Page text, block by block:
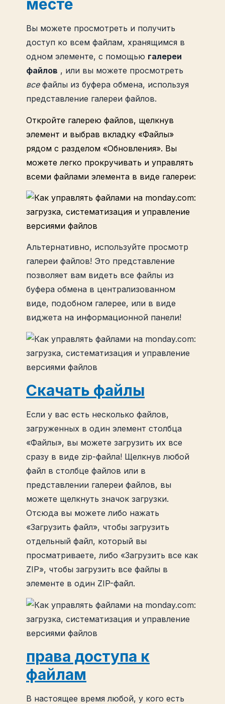
месте
Вы можете просмотреть и получить
доступ ко всем файлам, хранящимся в
одном элементе, с помощью галереи
файлов , или вы можете просмотреть
всефайлы из буфера обмена, используя
представление галереи файлов.
Откройте галерею файлов, щелкнув
элемент и выбрав вкладку «Файлы»
рядом с разделом «Обновления». Вы
можете легко прокручивать и управлять
всеми файлами элемента в виде галереи:
Альтернативно, используйте просмотр
галереи файлов! Это представление
позволяет вам видеть все файлы из
буфера обмена в централизованном
виде, подобном галерее, или в виде
виджета на информационной панели!
Скачать файлы
Если у вас есть несколько файлов,
загруженных в один элемент столбца
«Файлы», вы можете загрузить их все
сразу в виде zip-файла! Щелкнув любой
файл в столбце файлов или в
представлении галереи файлов, вы
можете щелкнуть значок загрузки.
Отсюда вы можете либо нажать
«Загрузить файл», чтобы загрузить
отдельный файл, который вы
просматриваете, либо «Загрузить все как
ZIP», чтобы загрузить все файлы в
элементе в один ZIP-файл.
права доступа к
файлам
В настоящее время любой, у кого есть